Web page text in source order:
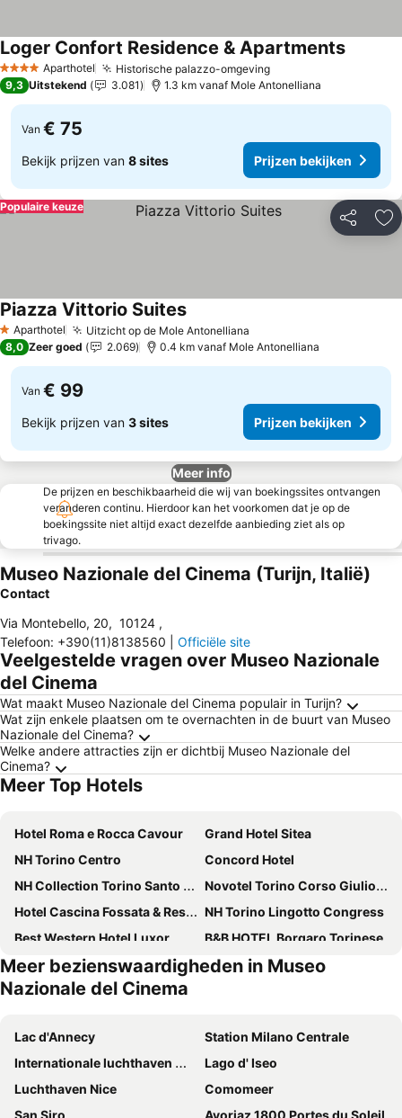
4 SterrenAparthotel Historische palazzo-omgeving
Loger Confort Residence & Apartments
9,3 Uitstekend 3.081 1.3 km vanaf Mole Antonelliana
Van € 75
Bekijk prijzen van 8 sites Prijzen bekijken
Delen
Populaire keuze
1 Sterren
Aparthotel Uitzicht op de Mole Antonelliana
Piazza Vittorio Suites
8,0 Zeer goed 2.069 0.4 km vanaf Mole Antonelliana
Van € 99
Bekijk prijzen van 3 sites Prijzen bekijken
Meer info
De prijzen en beschikbaarheid die wij van boekingssites ontvangen
veranderen continu. Hierdoor kan het voorkomen dat je op de
boekingssite niet altijd exact dezelfde aanbieding ziet als op
trivago.
Museo Nazionale del Cinema (Turijn, Italië)
Contact
Via Montebello, 20, 10124 ,
Telefoon: +390(11)8138560 Officiële site
Veelgestelde vragen over Museo Nazionale
del Cinema
Wat maakt Museo Nazionale del Cinema populair in Turijn?
Wat zijn enkele plaatsen om te overnachten in de buurt van Museo
Nazionale del Cinema?
Welke andere attracties zijn er dichtbij Museo Nazionale del
Cinema?
Meer Top Hotels
Hotel Roma e Rocca Cavour
Grand Hotel Sitea
NH Torino Centro
Concord Hotel
NH Collection Torino Santo Stefano
Novotel Torino Corso Giulio Cesare
Hotel Cascina Fossata & Residence
NH Torino Lingotto Congress
Best Western Hotel Luxor
B&B HOTEL Borgaro Torinese
NH Collection Torino Piazza Carlina
Best Western Crystal Palace Hotel
DUPARC Contemporary Suites
Aston Hotel
B&B HOTEL Torino President
Art Hotel Boston
Principi di Piemonte UNA Esperienze
Hotel Adalesia
Hilton Turin Centre
Meer bezienswaardigheden in Museo
Nazionale del Cinema
Lac d'Annecy
Station Milano Centrale
Internationale luchthaven Milaan-Linate
Lago d' Iseo
Luchthaven Nice
Comomeer
San Siro
Avoriaz 1800 Portes du Soleil